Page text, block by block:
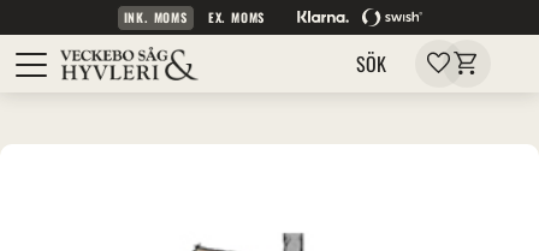
Meny
INK. MOMS EX. MOMS
SÖK Favoriter
Kundvagn